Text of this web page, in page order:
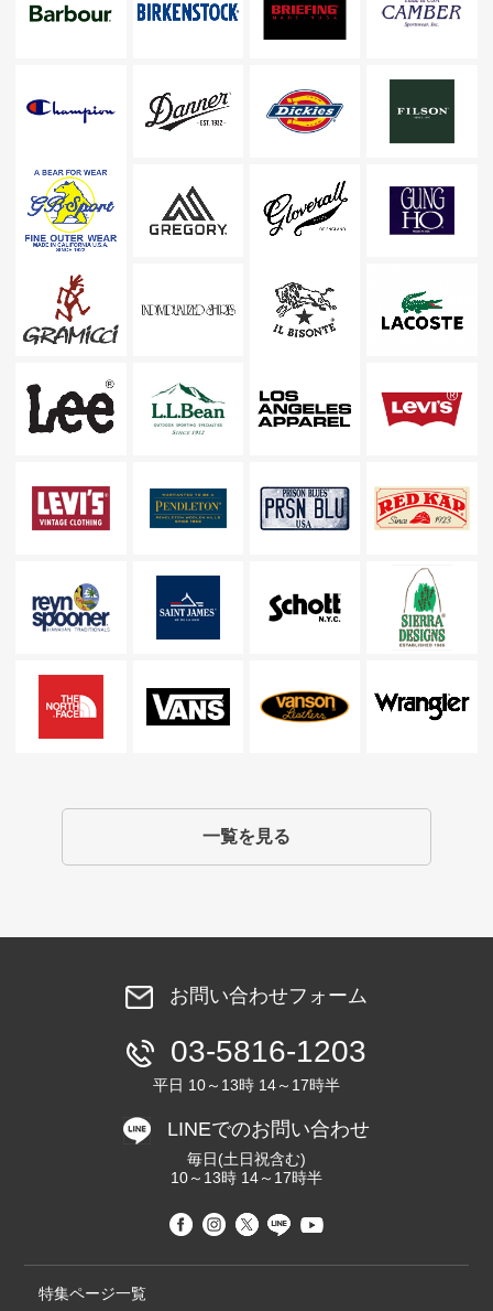
一覧を見る
お問い合わせフォーム
03-5816-1203
平日 10～13時 14～17時半
LINEでのお問い合わせ
毎日(土日祝含む)
10～13時 14～17時半
特集ページ一覧